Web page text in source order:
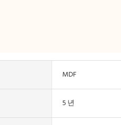
MDF
5 년